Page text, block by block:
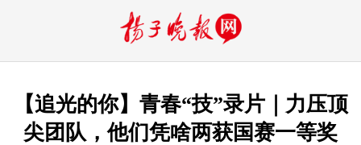
【追光的你】青春“技”录片｜力压顶
尖团队，他们凭啥两获国赛一等奖